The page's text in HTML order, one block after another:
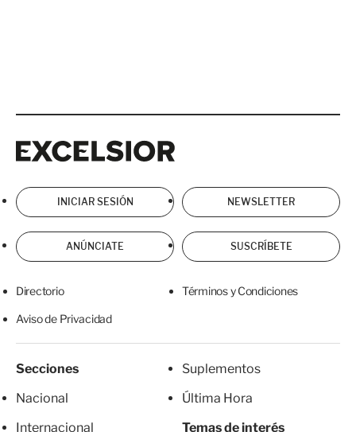
INICIAR SESIÓN NEWSLETTER
ANÚNCIATE SUSCRÍBETE
Directorio Términos y Condiciones
Aviso de Privacidad
Secciones
Nacional
Internacional
Suplementos
Última Hora
Temas de interés